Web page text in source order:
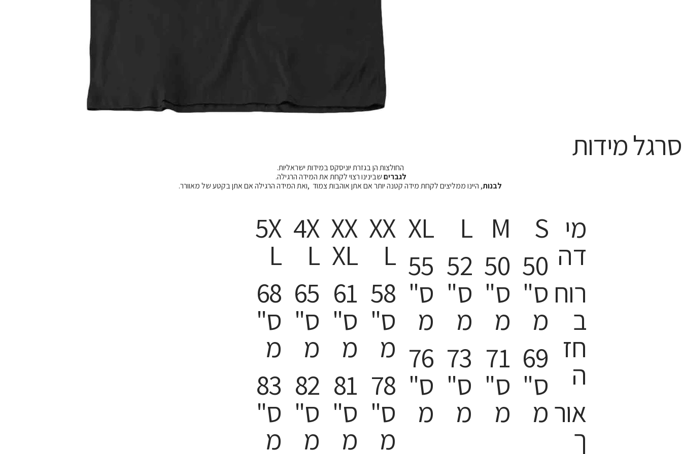
סרגל מידות
החולצות הן בגזרת יוניסקס במידות ישראליות.
לגבריםשבינינו רצוי לקחת את המידה הרגילה.
לבנות, היינו ממליצים לקחת מידה קטנה יותר אם אתן אוהבות צמוד ,ואת המידה הרגילה אם אתן בקטע של מאוורר.
5X
L
68
ס"
מ
83
ס"
מ
4X
L
65
ס"
מ
82
ס"
מ
XX
XL
61
ס"
מ
81
ס"
מ
XX
L
58
ס"
מ
78
ס"
מ
XL
55
ס"
מ
76
ס"
מ
L
52
ס"
מ
73
ס"
מ
M
50
ס"
מ
71
ס"
מ
S
50
ס"
מ
69
ס"
מ
מי
דה
רוח
ב
חז
ה
אור
ך